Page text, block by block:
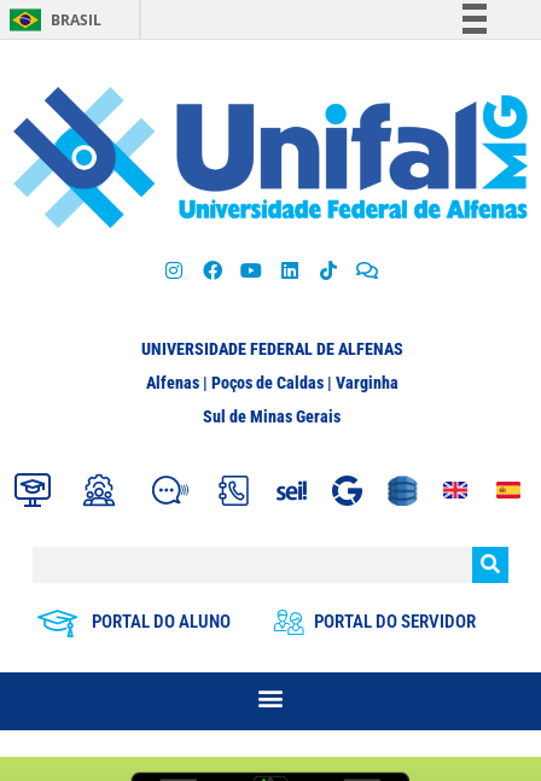
BRASIL
Participe
Acesso à informação
Legislação
UNIVERSIDADE FEDERAL DE ALFENAS
Alfenas | Poços de Caldas | Varginha
Sul de Minas Gerais
PORTAL DO ALUNO PORTAL DO SERVIDOR